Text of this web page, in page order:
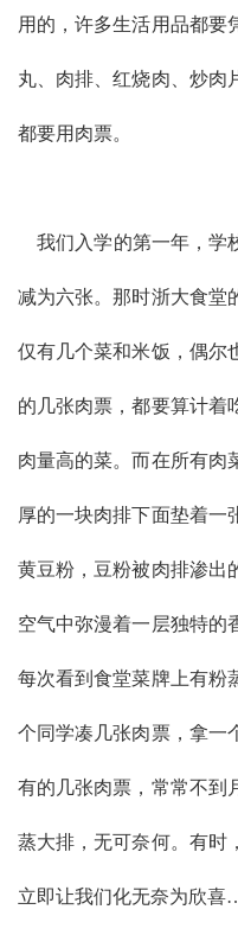
用的，许多生活用品都要
丸、肉排、红烧肉、炒肉
都要用肉票。
我们入学的第一年，学
减为六张。那时浙大食堂
仅有几个菜和米饭，偶尔
的几张肉票，都要算计着
肉量高的菜。而在所有肉
厚的一块肉排下面垫着一
黄豆粉，豆粉被肉排渗出
空气中弥漫着一层独特的
每次看到食堂菜牌上有粉
个同学凑几张肉票，拿一
有的几张肉票，常常不到
蒸大排，无可奈何。有时
立即让我们化无奈为欣